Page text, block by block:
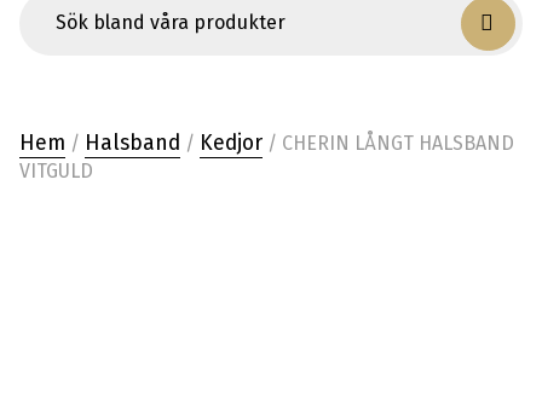
Hem / Halsband / Kedjor / CHERIN LÅNGT HALSBAND
VITGULD